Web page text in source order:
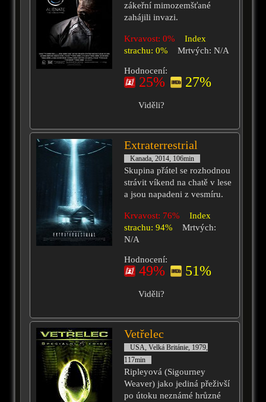
zákeřní mimozemšťané
zahájili invazi.
Krvavost: 0%
Index
strachu: 0%
Mrtvých: N/A
Hodnocení:
25% 27%
Viděli?
Extraterrestrial
Kanada, 2014, 106min
Skupina přátel se rozhodnou
strávit víkend na chatě v lese
a jsou napadeni z vesmíru.
Krvavost: 76%
Index
strachu: 94%
Mrtvých:
N/A
Hodnocení:
49% 51%
Viděli?
Vetřelec
USA, Velká Británie, 1979,
117min
Ripleyová (Sigourney
Weaver) jako jediná přeživší
po útoku neznámé hrůzné